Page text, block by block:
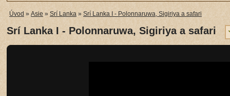
Úvod » Asie » Srí Lanka » Srí Lanka I - Polonnaruwa, Sigiriya a safari
Srí Lanka I - Polonnaruwa, Sigiriya a safari